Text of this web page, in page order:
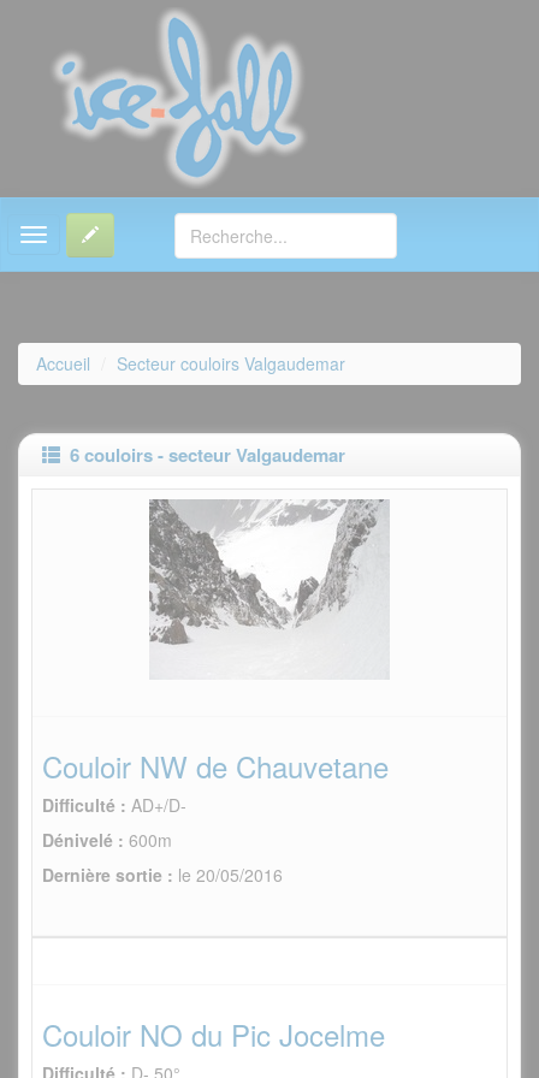
MENU
Accueil Secteur couloirs Valgaudemar
6 couloirs - secteur Valgaudemar
Couloir NW de Chauvetane
Difficulté : AD+/D-
Dénivelé : 600m
Dernière sortie : le 20/05/2016
Couloir NO du Pic Jocelme
Difficulté : D- 50°